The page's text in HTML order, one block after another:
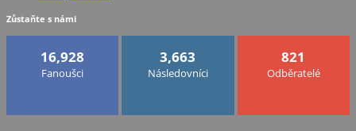
Zůstaňte s námi
16,928
Fanoušci
3,663
Následovníci
821
Odběratelé